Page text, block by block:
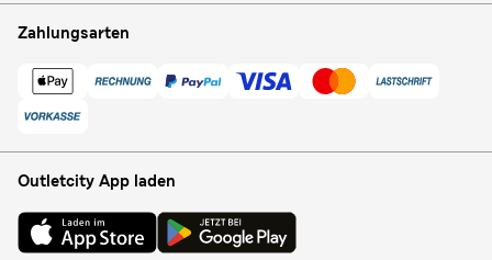
Zahlungsarten
Outletcity App laden